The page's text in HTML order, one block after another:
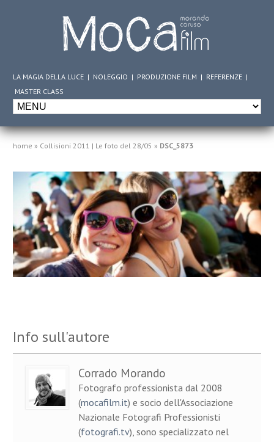
LA MAGIA DELLA LUCE | NOLEGGIO | PRODUZIONE FILM | REFERENZE |
MASTER CLASS
home » Collisioni 2011 | Le foto del 28/05 » DSC_5873
Info sull'autore
Corrado Morando
Fotografo professionista dal 2008
(mocafilm.it) e socio dell'Associazione
Nazionale Fotografi Professionisti
(fotografi.tv), sono specializzato nel